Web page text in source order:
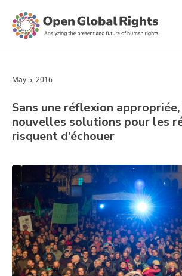
May 5, 2016
Sans une réflexion
nouvelles solutions pour les
risquent d’échouer